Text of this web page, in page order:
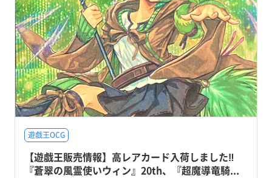
遊戯王OCG
【遊戯王販売情報】高レアカード入荷しました‼
『蒼翠の風霊使いウィン』20th、『超魔導竜騎...